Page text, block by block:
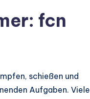
fcn
schießen und
Aufgaben. Viele